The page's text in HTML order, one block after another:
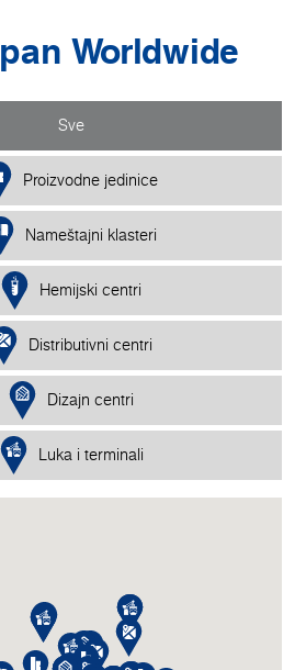
Worldwide
Sve
Proizvodne jedinice
Nameštajni klasteri
Hemijski centri
Distributivni centri
Dizajn centri
Luka i terminali